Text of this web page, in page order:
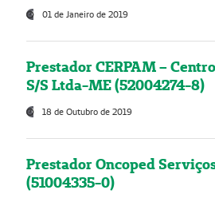
01 de Janeiro de 2019
Prestador CERPAM –
S/S Ltda-ME (52004274-8)
18 de Outubro de 2019
Prestador Oncoped
(51004335-0)